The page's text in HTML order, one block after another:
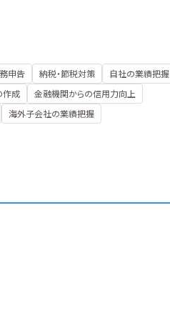
申告 納税・節税対策
自社の業績把握
作成
金融機関からの信用力向上
海外子会社の業績把握